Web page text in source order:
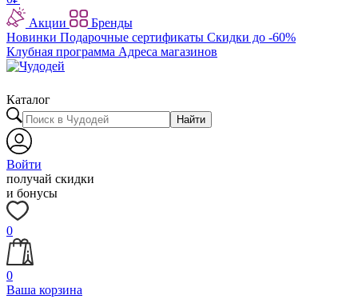
Акции
Бренды
Новинки Подарочные сертификаты Скидки до -60%
Клубная программа Адреса магазинов
Каталог
Найти
Войти
получай скидки
и бонусы
0
0
Ваша корзина